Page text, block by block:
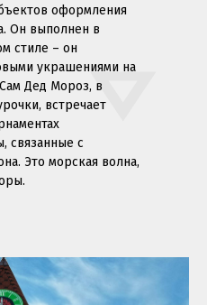
оформления
Он выполнен в
стиле – он
украшениями на
Дед Мороз, в
встречает
связанные с
Это морская волна,